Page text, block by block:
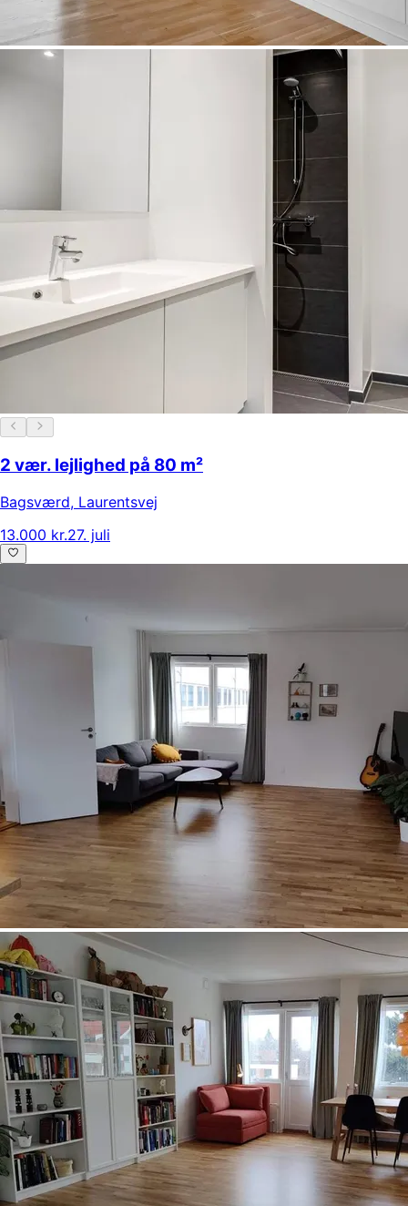
2 vær. lejlighed på 80 m²
Bagsværd, Laurentsvej
13.000 kr.27. juli